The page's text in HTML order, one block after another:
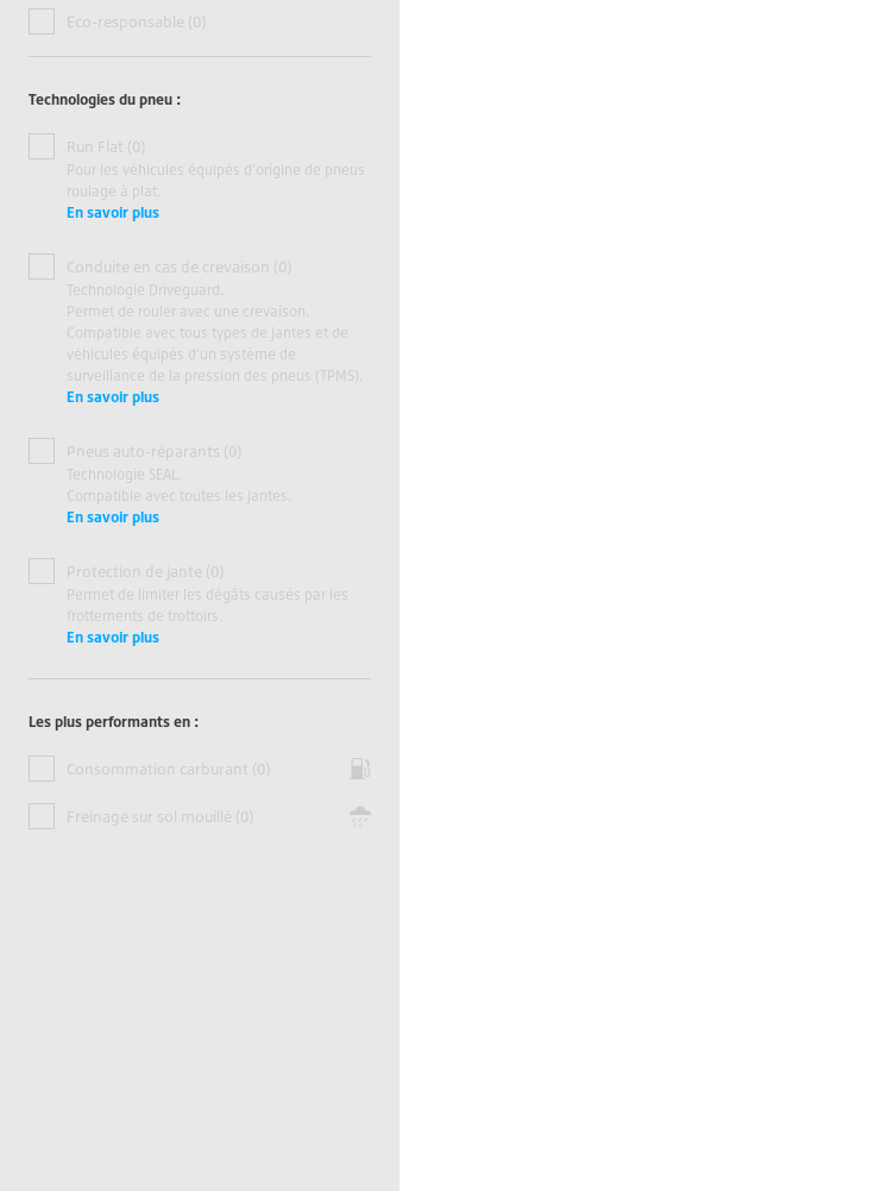
Eco-responsable (0)
Technologies du pneu :
Run Flat (0)
Pour les véhicules équipés d'origine de pneus
roulage à plat.
En savoir plus
Conduite en cas de crevaison (0)
Technologie Driveguard.
Permet de rouler avec une crevaison.
Compatible avec tous types de jantes et de
véhicules équipés d'un système de
surveillance de la pression des pneus (TPMS).
En savoir plus
Pneus auto-réparants (0)
Technologie SEAL.
Compatible avec toutes les jantes.
En savoir plus
Protection de jante (0)
Permet de limiter les dégâts causés par les
frottements de trottoirs.
En savoir plus
Les plus performants en :
Consommation carburant (0)
Freinage sur sol mouillé (0)